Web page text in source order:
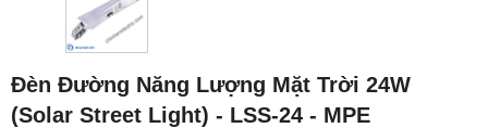
Đèn Đường Năng Lượng Mặt Trời 24W
(Solar Street Light) - LSS-24 - MPE